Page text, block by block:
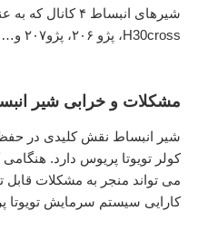
شیرهای انبساط ۴
H30cross، پژو ۲۰۶، پژو۲۰۷ و… استفاده شده است، نام دارد.
مشکلات و خرابی شیر
شیر انبساط نقش کلیدی در
کولر تویوتا پریوس دارد.
می تواند منجر به مشکلات
کارایی سیستم سرمایش تویوتا